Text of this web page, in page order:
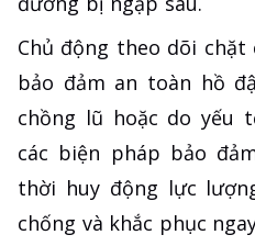
Chủ động theo dõi
bảo đảm an toàn hồ
chồng lũ hoặc do yếu
các biện pháp bảo
thời huy động lực
chống và khắc phục